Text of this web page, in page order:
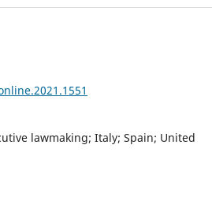
lawmaking; Italy; Spain; United